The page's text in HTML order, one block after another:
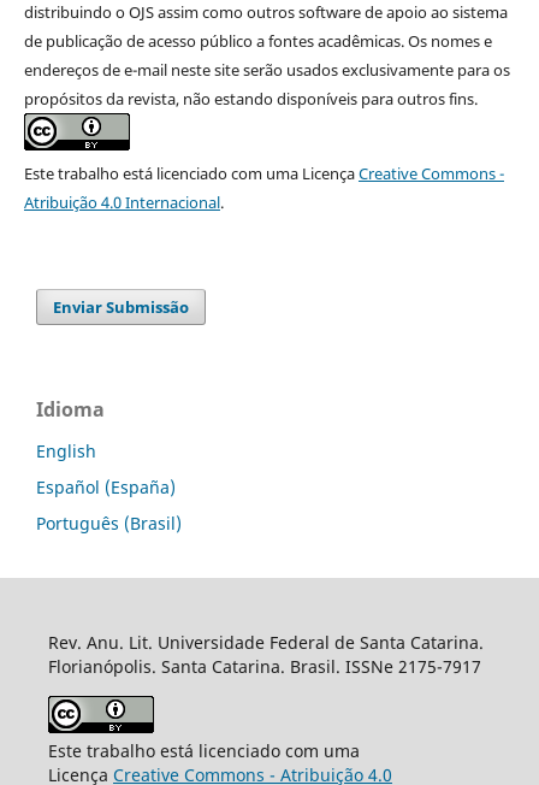
distribuindo o OJS assim como outros software de apoio ao sistema
de publicação de acesso público a fontes acadêmicas. Os nomes e
endereços de e-mail neste site serão usados exclusivamente para os
propósitos da revista, não estando disponíveis para outros fins.
Este trabalho está licenciado com uma LicençaCreative Commons -
Atribuição 4.0 Internacional.
Enviar Submissão
Idioma
English
Español (España)
Português (Brasil)
Rev. Anu. Lit. Universidade Federal de Santa Catarina.
Florianópolis. Santa Catarina. Brasil. ISSNe 2175-7917
Este trabalho está licenciado com uma
Licença Creative Commons - Atribuição 4.0